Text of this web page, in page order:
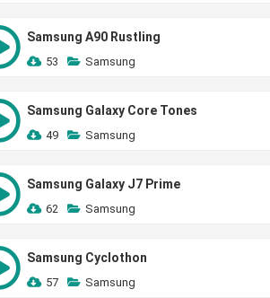
Samsung A90 Rustling
53 Samsung
Samsung Galaxy Core Tones
49 Samsung
Samsung Galaxy J7 Prime
62 Samsung
Samsung Cyclothon
57 Samsung